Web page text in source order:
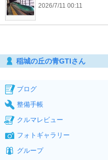
2026/7/11 00:11
稲城の丘の青GTIさん
ブログ
整備手帳
クルマレビュー
フォトギャラリー
グループ